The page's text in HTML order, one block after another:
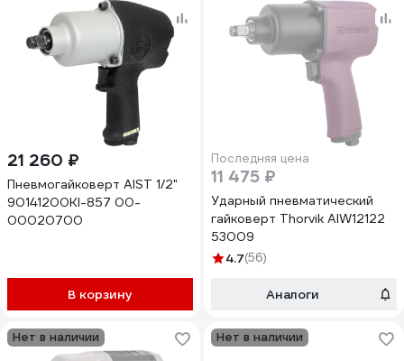
21 260 ₽
Пневмогайковерт AIST 1/2"
90141200KI-857 00-
00020700
В корзину
Последняя цена
11 475 ₽
Ударный пневматический
гайковерт Thorvik AIW12122
53009
4.7(56)
Аналоги
Нет в наличии Нет в наличии